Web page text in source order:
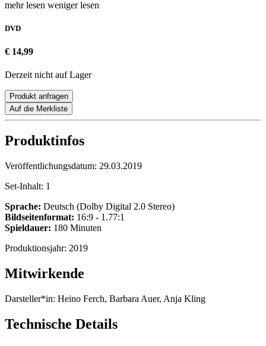
mehr lesen weniger lesen
DVD
€ 14,99
Derzeit nicht auf Lager
Produkt anfragen
Auf die Merkliste
Produktinfos
Veröffentlichungsdatum: 29.03.2019
Set-Inhalt: 1
Sprache: Deutsch (Dolby Digital 2.0 Stereo)
Bildseitenformat: 16:9 - 1.77:1
Spieldauer: 180 Minuten
Produktionsjahr: 2019
Mitwirkende
Darsteller*in: Heino Ferch, Barbara Auer, Anja Kling
Technische Details